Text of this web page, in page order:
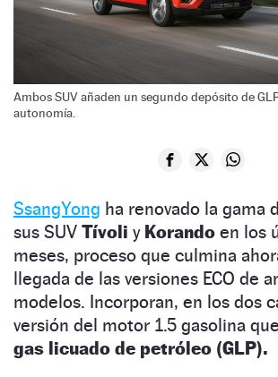
Ambos SUV añaden un segundo depósito de
autonomía.
SsangYong ha renovado la gama
sus SUV Tívoli y Korando en los
meses, proceso que culmina
llegada de las versiones ECO de
modelos. Incorporan, en los dos
versión del motor 1.5 gasolina
gas licuado de petróleo (GLP).